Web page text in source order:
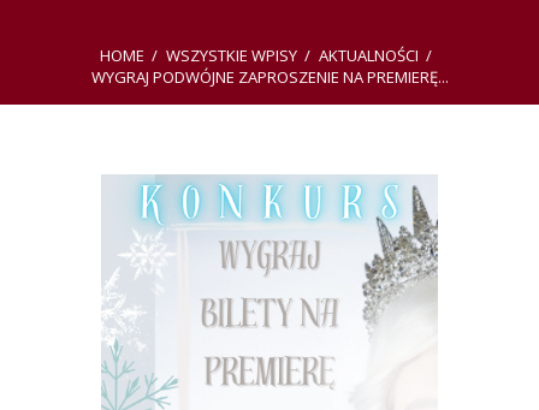
HOME WSZYSTKIE WPISY
AKTUALNOŚCI
WYGRAJ PODWÓJNE ZAPROSZENIE NA PREMIERĘ...